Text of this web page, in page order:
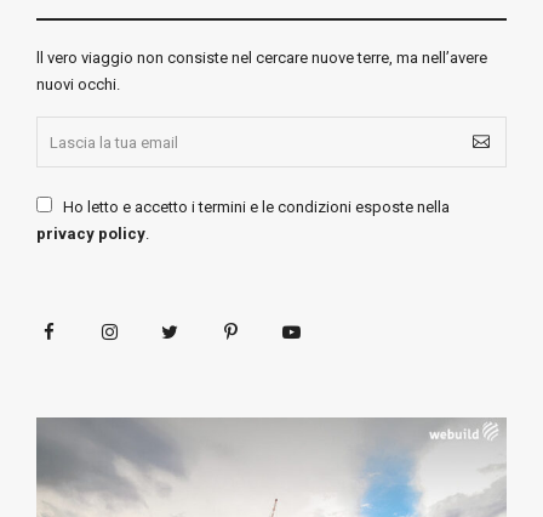
ll vero viaggio non consiste nel cercare nuove terre, ma nell’avere
nuovi occhi.
Ho letto e accetto i termini e le condizioni esposte nella
privacy policy.